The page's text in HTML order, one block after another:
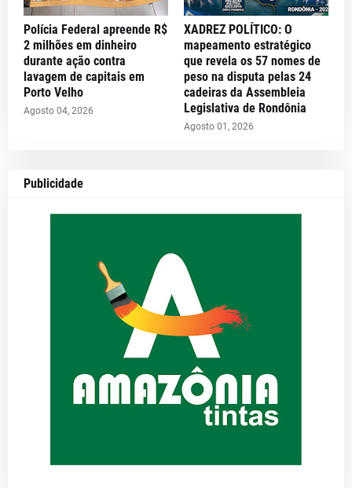
Polícia Federal apreende R$
2 milhões em dinheiro
durante ação contra
lavagem de capitais em
Porto Velho
Agosto 04, 2026
XADREZ POLÍTICO: O
mapeamento estratégico
que revela os 57 nomes de
peso na disputa pelas 24
cadeiras da Assembleia
Legislativa de Rondônia
Agosto 01, 2026
Publicidade